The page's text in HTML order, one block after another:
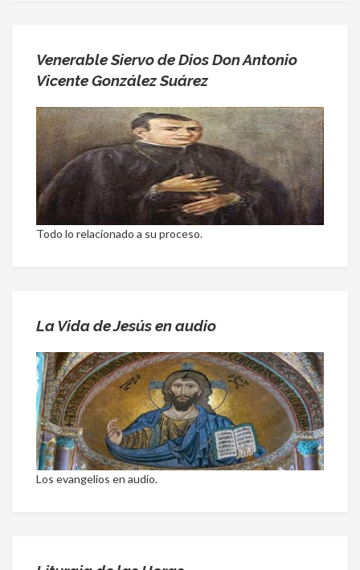
Venerable Siervo de Dios Don Antonio
Vicente González Suárez
Todo lo relacionado a su proceso.
La Vida de Jesús en audio
Los evangelios en audio.